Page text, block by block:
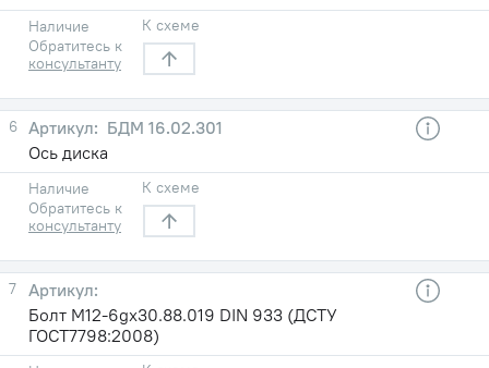
Наличие
Обратитесь к
консультанту
К схеме
6
БДМ 16.02.301
Ось диска
Наличие
Обратитесь к
консультанту
К схеме
7
Болт М12-6gх30.88.019 DIN 933 (ДСТУ
ГОСТ7798:2008)